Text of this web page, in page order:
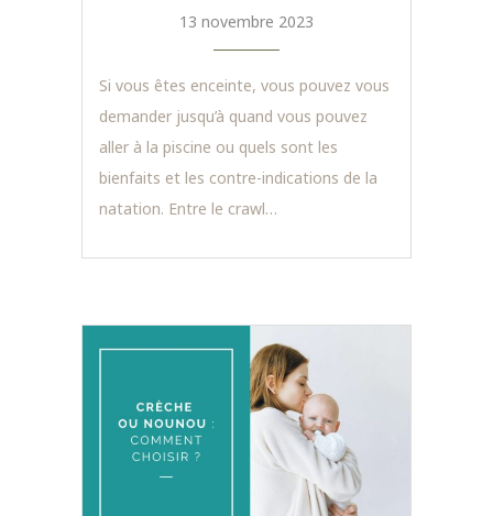
13 novembre 2023
Si vous êtes enceinte, vous pouvez vous
demander jusqu’à quand vous pouvez
aller à la piscine ou quels sont les
bienfaits et les contre-indications de la
natation. Entre le crawl…